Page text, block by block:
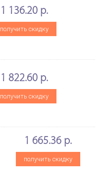
1 136.20 р.
получить скидку
1 822.60 р.
получить скидку
1 665.36 р.
получить скидку